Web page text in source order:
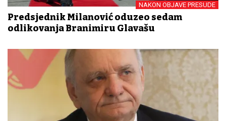
NAKON OBJAVE PRESUDE
Predsjednik Milanović oduzeo sedam
odlikovanja Branimiru Glavašu